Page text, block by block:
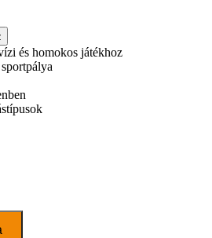
és homokos játékhoz